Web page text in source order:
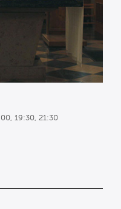
19:30, 21:30